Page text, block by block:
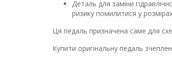
Деталь для заміни
ризику помилитися у
Ця педаль призначена саме для
Купити оригінальну педаль